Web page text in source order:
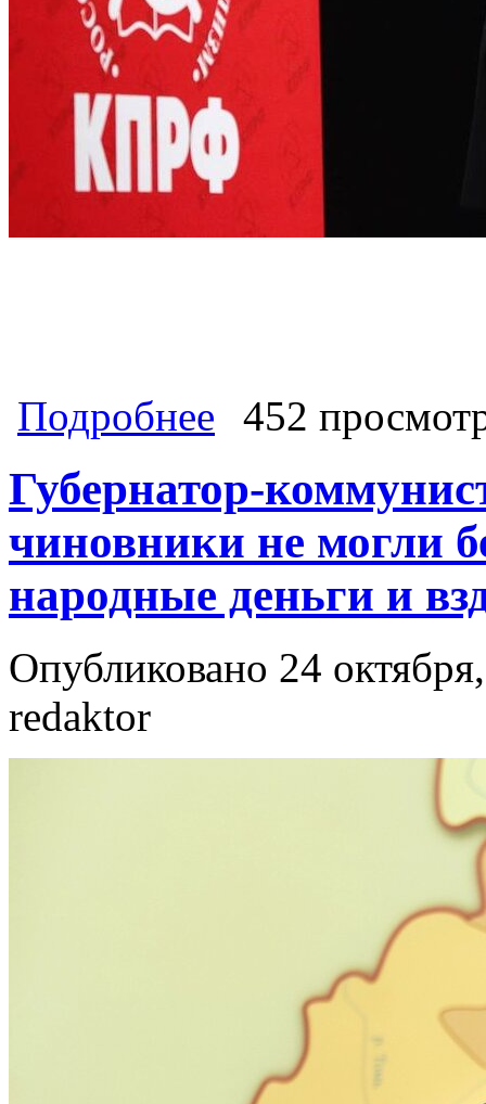
Подробнее о Как обеспечить развитие
452
Губернатор-
чиновники не могли
народные деньги и
Опубликовано 24
redaktor